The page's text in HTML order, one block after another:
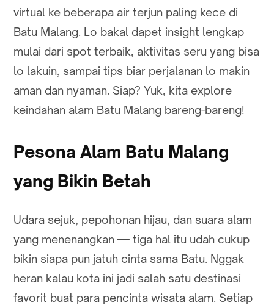
virtual ke beberapa air terjun paling kece di
Batu Malang. Lo bakal dapet insight lengkap
mulai dari spot terbaik, aktivitas seru yang bisa
lo lakuin, sampai tips biar perjalanan lo makin
aman dan nyaman. Siap? Yuk, kita explore
keindahan alam Batu Malang bareng-bareng!
Pesona Alam Batu Malang
yang Bikin Betah
Udara sejuk, pepohonan hijau, dan suara alam
yang menenangkan — tiga hal itu udah cukup
bikin siapa pun jatuh cinta sama Batu. Nggak
heran kalau kota ini jadi salah satu destinasi
favorit buat para pencinta wisata alam. Setiap